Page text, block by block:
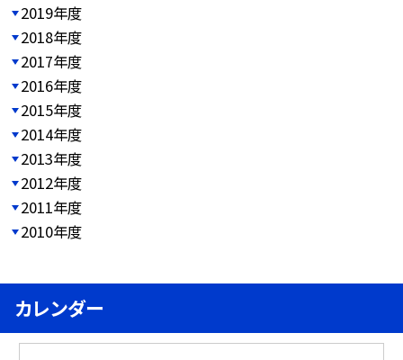
2019年度
2018年度
2017年度
2016年度
2015年度
2014年度
2013年度
2012年度
2011年度
2010年度
カレンダー